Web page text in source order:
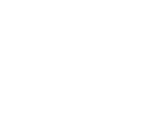
E E-250
E E-250
E 250 PAR PRIX
CLASSE-E E-250 À MOINS